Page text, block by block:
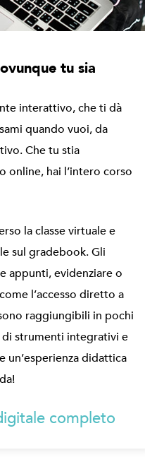
tu sia
interattivo, che ti dà
quando vuoi, da
Che tu stia
online, hai l’intero corso
la classe virtuale e
sul gradebook. Gli
appunti, evidenziare o
l’accesso diretto a
raggiungibili in pochi
di strumenti integrativi e
un’esperienza didattica
completo